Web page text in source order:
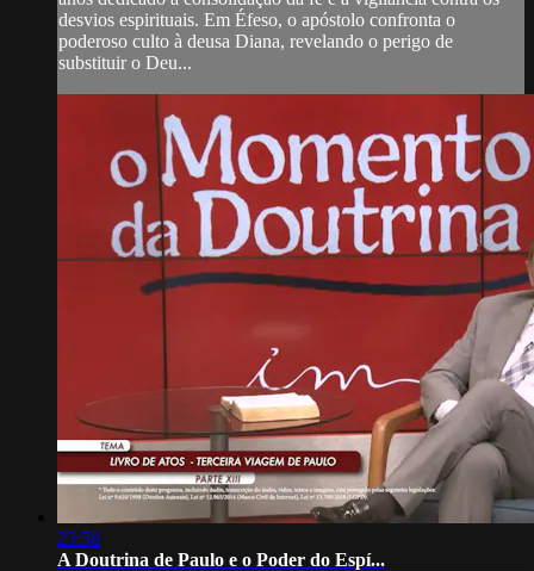
desvios espirituais. Em Éfeso, o apóstolo confronta o
poderoso culto à deusa Diana, revelando o perigo de
substituir o Deu...
23:58
A Doutrina de Paulo e o Poder do Espí...